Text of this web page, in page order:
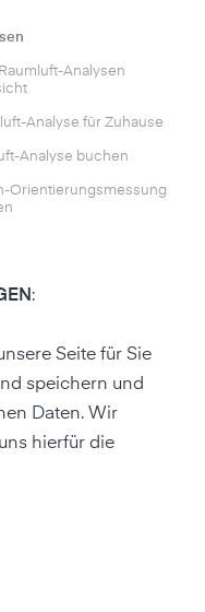
Analysen
Analyse für Zuhause
Analyse buchen
Orientierungs­messung
:
Seite für Sie
speichern und
Daten. Wir
hierfür die